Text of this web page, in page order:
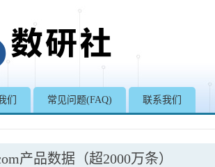
们 常见问题(FAQ) 联系我们
产品数据（超2000万条）